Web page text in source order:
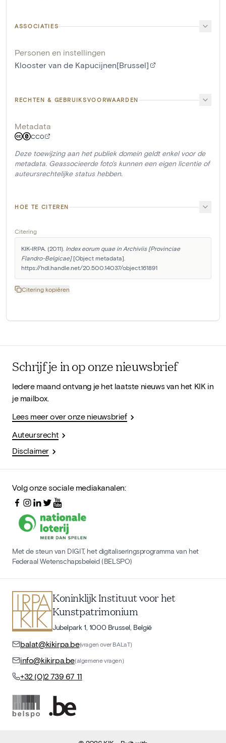
ASSOCIATIES
Personen en instellingen
Klooster van de Kapucijnen[Brussel]
RECHTEN & GEBRUIKSVOORWAARDEN
Metadata
CC0
Deze toewijzing aan het publiek domein geldt enkel voor de
metadata. Geassocieerde foto's kunnen een eigen licentie of
auteursrechtelijke status hebben.
HOE TE CITEREN
Citering
KIK-IRPA. (2011). Index eorum quae in Archiviis [Provinciae
Flandro-Belgicae] [Object metadata].
https://hdl.handle.net/20.500.14037/object.161891
Citering kopiëren
Schrijf je in op onze nieuwsbrief
Iedere maand ontvang je het laatste nieuws van het KIK in
je mailbox.
Lees meer over onze nieuwsbrief
Auteursrecht
Disclaimer
Volg onze sociale mediakanalen:
Met de steun van DIGIT, het digitaliseringsprogramma van het
Federaal Wetenschapsbeleid (BELSPO)
Koninklijk Instituut voor het
Kunstpatrimonium
Jubelpark 1, 1000 Brussel, België
balat@kikirpa.be(vragen over BALaT)
info@kikirpa.be(algemene vragen)
+32 (0)2 739 67 11